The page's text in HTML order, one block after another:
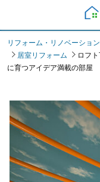
リフォーム・リノベーショ
居室リフォーム
ロフ
に育つアイデア満載の部屋